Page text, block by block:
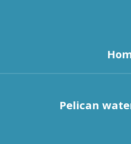
hoofdinhoud
Pelican